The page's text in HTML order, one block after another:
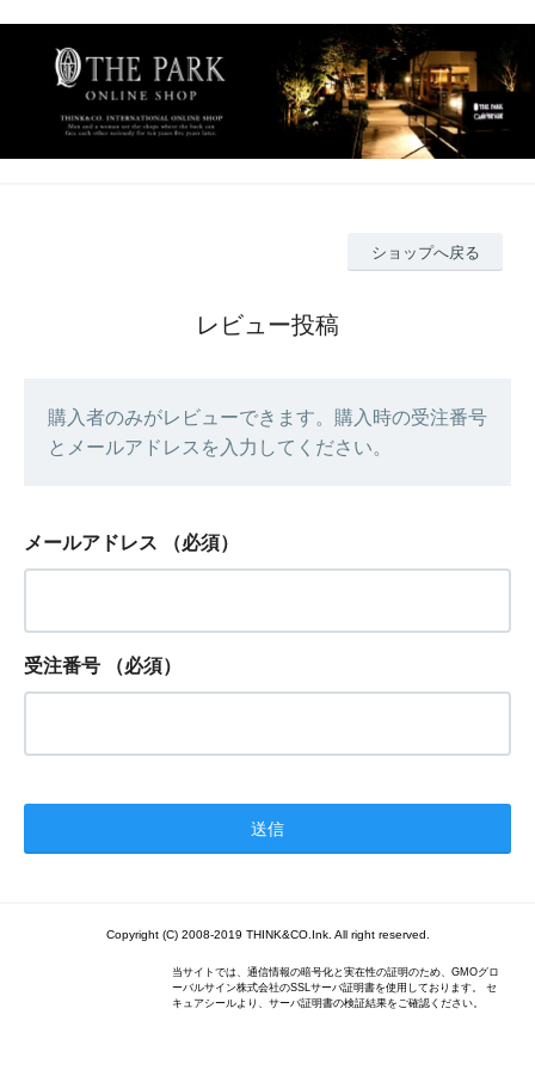
ショップへ戻る
レビュー投稿
購入者のみがレビューできます。購入時の受注番号
とメールアドレスを入力してください。
メールアドレス （必須）
受注番号 （必須）
Copyright (C) 2008-2019 THINK&CO.Ink. All right reserved.
当サイトでは、通信情報の暗号化と実在性の証明のため、GMOグロ
ーバルサイン株式会社のSSLサーバ証明書を使用しております。 セ
キュアシールより、サーバ証明書の検証結果をご確認ください。